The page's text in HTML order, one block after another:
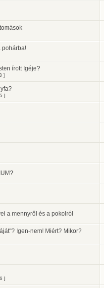
pohárba!
írott Igéje?
]
]
a mennyről és a pokolról
Igen-nem! Miért? Mikor?
]